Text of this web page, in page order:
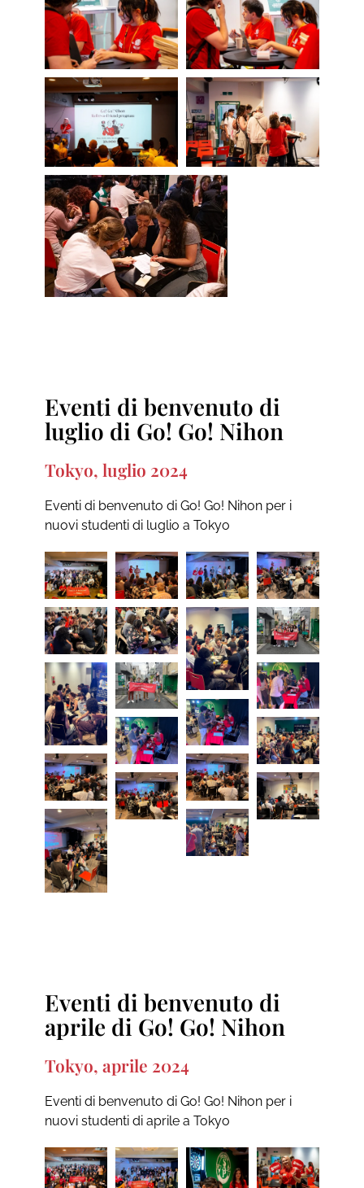
Eventi di benvenuto di
luglio di Go! Go! Nihon
Tokyo, luglio 2024
Eventi di benvenuto di Go! Go! Nihon per i
nuovi studenti di luglio a Tokyo
Eventi di benvenuto di
aprile di Go! Go! Nihon
Tokyo, aprile 2024
Eventi di benvenuto di Go! Go! Nihon per i
nuovi studenti di aprile a Tokyo